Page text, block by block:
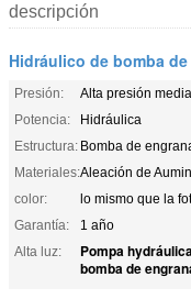
descripción
Hidráulico de bomba
Presión:
Alta presión media
Potencia:
Hidráulica
Estructura: Bomba de
Materiales:Aleación de
color:
lo mismo que la
Garantía:
1 año
Alta luz:
Pompa
bomba de